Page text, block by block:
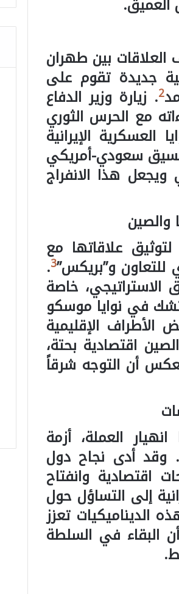
العميق.
إلى استئناف العلاقات بين طهران
جديدة تقوم على
2. زيارة وزير الدفاع
طهران في أبريل 2025 ولقاءاته مع الحرس الثوري
الإيرانية
سعودي-أمريكي
ويجعل هذا الانفراج
والصين
علاقاتها مع
و”بريكس”3
.
الاستراتيجي، خاصة
في نوايا موسكو
الإقليمية
اقتصادية بحتة،
أن التوجه شرقاً
العملة، أزمة
المياه، واحتجاجات مستمرة منذ عام 2022. وقد أدى نجاح دول
اقتصادية وانفتاح
إلى التساؤل حول
الديناميكيات تعزز
أن البقاء في السلطة